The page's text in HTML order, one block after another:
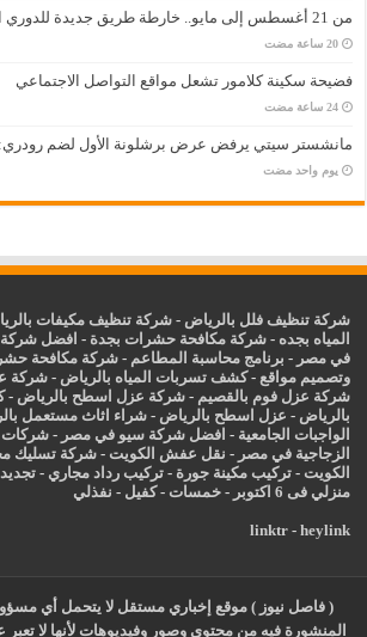
من 21 أغسطس إلى مايو.. خارطة طريق جديدة للدوري المصري
‏20 ساعة مضت
فضيحة سكينة كلامور تشعل مواقع التواصل الاجتماعي
‏24 ساعة مضت
مانشستر سيتي يرفض عرض برشلونة الأول لضم رودري:
‏يوم واحد مضت
شركة تنظيف فلل بالرياض -شركة تنظيف مكيفات
المياه بجده -شركة مكافحة حشرات بجدة - افضل شركة
في مصر - برنامج محاسبة المطاعم -شركة مكافحة
وتصميم مواقع -كشف تسربات المياه بالرياض -شركة
شركة عزل فوم بالقصيم -شركة عزل اسطح بالرياض -
بالرياض - عزل اسطح بالرياض -شراء اثاث مستعمل
الواجبات الجامعية - افضل شركة سيو في مصر -شركات
الزجاجية في مصر - نقل عفش الكويت -شركة تسليك
الكويت -تركيب مكينة جورة -تركيب رداد مجاري -
منزلي فى 6 اكتوبر
-خمسات -كفيل - نفذلي
linktr- heylink
( فاصل نيوز ) موقع إخباري مستقل لا يتحمل أي
المنشورة فيه من محتوي وصور وفيديوهات لأنها لا